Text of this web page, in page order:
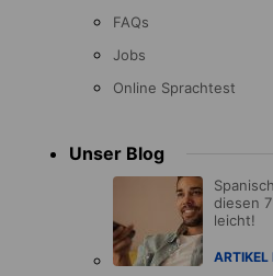
FAQs
Jobs
Online Sprachtest
Unser Blog
diesen
leicht!
ARTIKEL